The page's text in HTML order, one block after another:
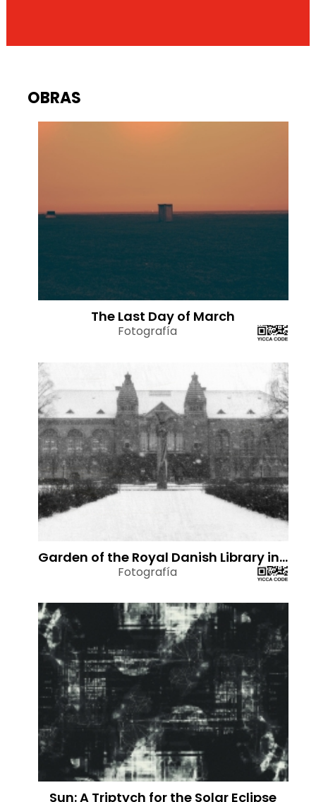
OBRAS
The Last Day of March
Fotografía
Garden of the Royal Danish Library in Light Snowfall
Fotografía
Sun: A Triptych for the Solar Eclipse